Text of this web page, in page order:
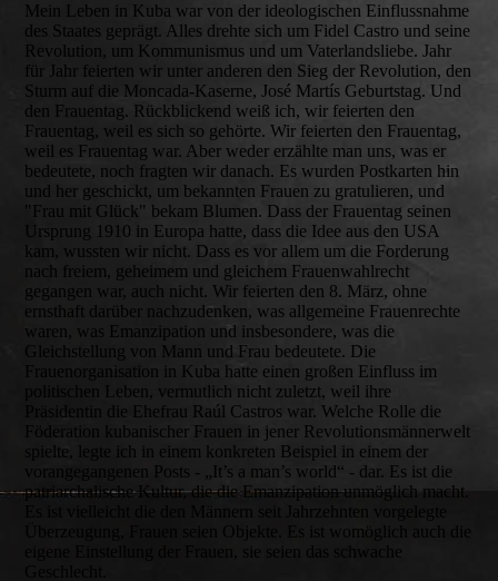
Mein Leben in Kuba war von der ideologischen Einflussnahme
des Staates geprägt. Alles drehte sich um Fidel Castro und seine
Revolution, um Kommunismus und um Vaterlandsliebe. Jahr
für Jahr feierten wir unter anderen den Sieg der Revolution, den
Sturm auf die Moncada-Kaserne, José Martís Geburtstag. Und
den Frauentag. Rückblickend weiß ich, wir feierten den
Frauentag, weil es sich so gehörte. Wir feierten den Frauentag,
weil es Frauentag war. Aber weder erzählte man uns, was er
bedeutete, noch fragten wir danach. Es wurden Postkarten hin
und her geschickt, um bekannten Frauen zu gratulieren, und
"Frau mit Glück" bekam Blumen. Dass der Frauentag seinen
Ursprung 1910 in Europa hatte, dass die Idee aus den USA
kam, wussten wir nicht. Dass es vor allem um die Forderung
nach freiem, geheimem und gleichem Frauenwahlrecht
gegangen war, auch nicht. Wir feierten den 8. März, ohne
ernsthaft darüber nachzudenken, was allgemeine Frauenrechte
waren, was Emanzipation und insbesondere, was die
Gleichstellung von Mann und Frau bedeutete. Die
Frauenorganisation in Kuba hatte einen großen Einfluss im
politischen Leben, vermutlich nicht zuletzt, weil ihre
Präsidentin die Ehefrau Raúl Castros war. Welche Rolle die
Föderation kubanischer Frauen in jener Revolutionsmännerwelt
spielte, legte ich in einem konkreten Beispiel in einem der
vorangegangenen Posts - „It’s a man’s world“ - dar. Es ist die
patriarchalische Kultur, die die Emanzipation unmöglich macht.
Überzeugung, Frauen seien Objekte. Es ist womöglich auch die
eigene Einstellung der Frauen, sie seien das schwache